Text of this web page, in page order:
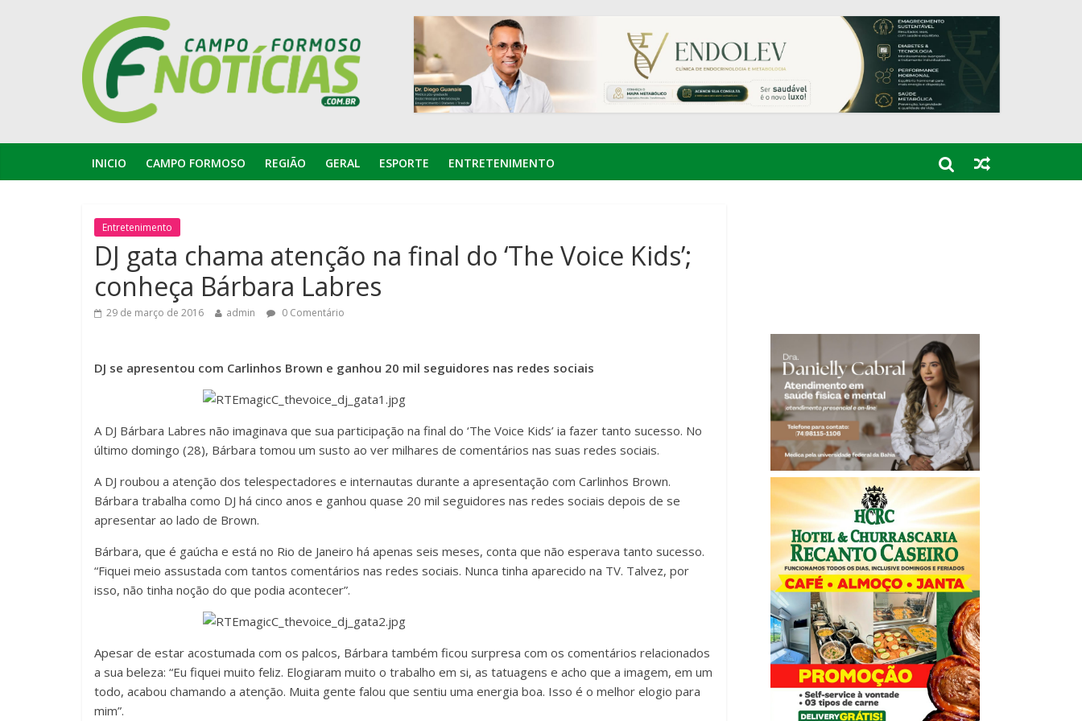
INICIO CAMPO FORMOSO REGIÃO GERAL ESPORTE ENTRETENIMENTO
Entretenimento
DJ gata chama atenção na final do ‘The Voice Kids’;
conheça Bárbara Labres
29 de março de 2016 admin 0 Comentário
DJ se apresentou com Carlinhos Brown e ganhou 20 mil seguidores nas redes sociais
A DJ Bárbara Labres não imaginava que sua participação na final do ‘The Voice Kids’ ia fazer tanto sucesso. No
último domingo (28), Bárbara tomou um susto ao ver milhares de comentários nas suas redes sociais.
A DJ roubou a atenção dos telespectadores e internautas durante a apresentação com Carlinhos Brown.
Bárbara trabalha como DJ há cinco anos e ganhou quase 20 mil seguidores nas redes sociais depois de se
apresentar ao lado de Brown.
Bárbara, que é gaúcha e está no Rio de Janeiro há apenas seis meses, conta que não esperava tanto sucesso.
“Fiquei meio assustada com tantos comentários nas redes sociais. Nunca tinha aparecido na TV. Talvez, por
isso, não tinha noção do que podia acontecer”.
Apesar de estar acostumada com os palcos, Bárbara também ficou surpresa com os comentários relacionados
a sua beleza: “Eu fiquei muito feliz. Elogiaram muito o trabalho em si, as tatuagens e acho que a imagem, em um
todo, acabou chamando a atenção. Muita gente falou que sentiu uma energia boa. Isso é o melhor elogio para
mim”.